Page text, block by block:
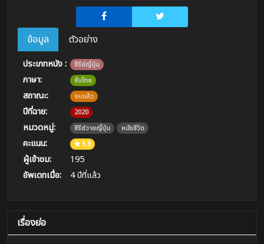
ข้อมูล ตัวอย่าง
ประเภทหนัง : ซีรีย์ญี่ปุ่น
ภาษา: ซับไทย
สถาณะ: จบแล้ว
ปีที่ฉาย: 2020
หมวดหมู่: ซีรีย์วายญี่ปุ่น หนังชีวิต
คะแนน: 5.9
ผู้เข้าชม:
195
อัพเดทเมื่อ:
4 ปีที่แล้ว
เรื่องย่อ